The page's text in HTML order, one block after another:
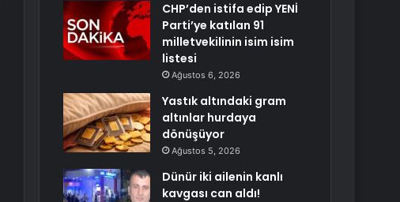
CHP’den istifa edip YENİ
Parti’ye katılan 91
milletvekilinin isim isim
listesi
Ağustos 6, 2026
Yastık altındaki gram
altınlar hurdaya
dönüşüyor
Ağustos 5, 2026
Dünür iki ailenin kanlı
kavgası can aldı!